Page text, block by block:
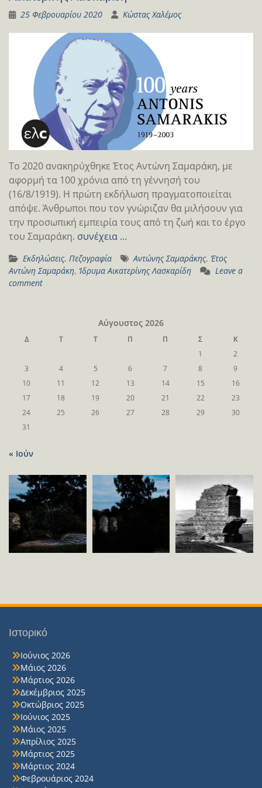
25 Φεβρουαρίου 2020 Κώστας Χαλέμος
Το 2020 ανακηρύχθηκε Έτος Αντώνη Σαμαράκη, με
αφορμή τα 100 χρόνια από τη γέννησή του
(16/8/1919). Η πρώτη εκδήλωση πραγματοποιείται
απόψε. Άνθρωποι που τον γνώριζαν θα μιλήσουν για
την προσωπική εμπειρία τους από τη ζωή και το έργο
του Σαμαράκη. συνέχεια …
Εκδηλώσεις, Πεζογραφία Αντώνης Σαμαράκης, Έτος
Αντώνη Σαμαράκη, Ίδρυμα Αικατερίνης Λασκαρίδη
Leave a
comment
Αύγουστος 2026
Δ Τ Τ Π Π Σ
Κ
1
2
3
4 5 6 7 8
9
10
11 12 13 14 15
16
17
18 19 20 21 22
23
24
25 26 27 28 29
30
31
« Ιούν
Ιστορικό
Ιούνιος 2026
Μάιος 2026
Μάρτιος 2026
Δεκέμβριος 2025
Οκτώβριος 2025
Ιούνιος 2025
Μάιος 2025
Απρίλιος 2025
Μάρτιος 2025
Μάρτιος 2024
Φεβρουάριος 2024